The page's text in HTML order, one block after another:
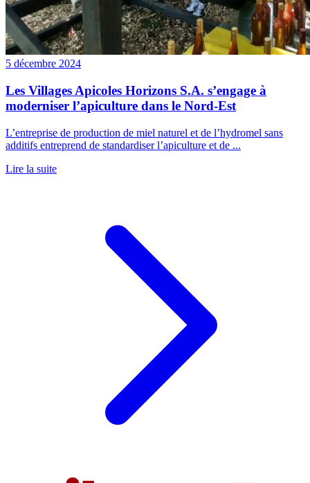
5 décembre 2024
Les Villages Apicoles Horizons S.A. s’engage à
moderniser l’apiculture dans le Nord-Est
L’entreprise de production de miel naturel et de l’hydromel sans
additifs entreprend de standardiser l’apiculture et de ...
Lire la suite